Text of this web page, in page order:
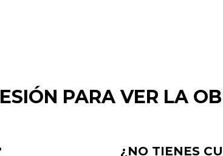
PARA VER LA
¿NO TIENES